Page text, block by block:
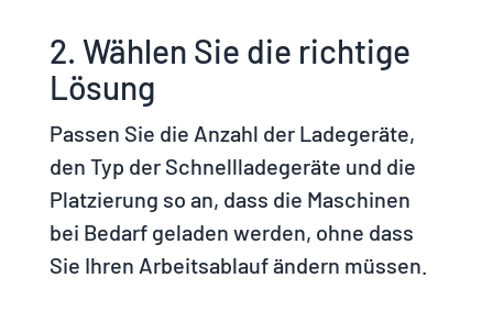
2. Wählen Sie die richtige
Lösung
Passen Sie die Anzahl der Ladegeräte,
den Typ der Schnellladegeräte und die
Platzierung so an, dass die Maschinen
bei Bedarf geladen werden, ohne dass
Sie Ihren Arbeitsablauf ändern müssen.